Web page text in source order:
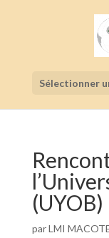
Sélectionner
(UYOB)
parLMI